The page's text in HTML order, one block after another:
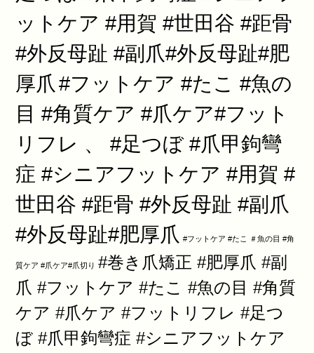
ットケア #用賀 #世田谷 #距骨
#外反母趾 #副爪#外反母趾#肥
厚爪 #フットケア #たこ #魚の
目 #角質ケア #爪ケア#フット
リフレ 、 #足つぼ #爪甲鉤彎
症 #シニアフットケア #用賀 #
世田谷 #距骨 #外反母趾 #副爪
#外反母趾#肥厚爪 #フットケア #たこ ＃魚の目 #角
質ケア #爪ケア#爪切り #巻き爪矯正 #肥厚爪 #副
爪 #フットケア #たこ #魚の目 #角質
ケア #爪ケア #フットリフレ #足つ
ぼ #爪甲鉤彎症 #シニアフットケア